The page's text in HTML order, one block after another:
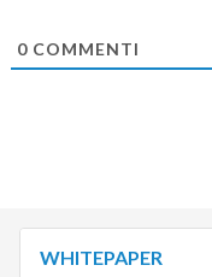
0COMMENTI
WHITEPAPER